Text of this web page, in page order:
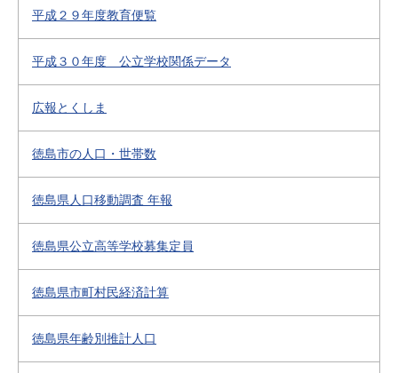
平成２９年度教育便覧
平成３０年度 公立学校関係データ
広報とくしま
徳島市の人口・世帯数
徳島県人口移動調査 年報
徳島県公立高等学校募集定員
徳島県市町村民経済計算
徳島県年齢別推計人口